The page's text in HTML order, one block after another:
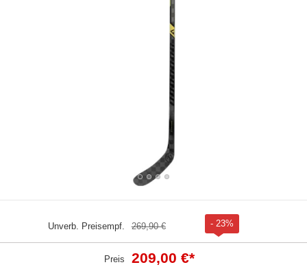
Unverb. Preisempf. 269,90 € - 23%
Preis 209,00 €*